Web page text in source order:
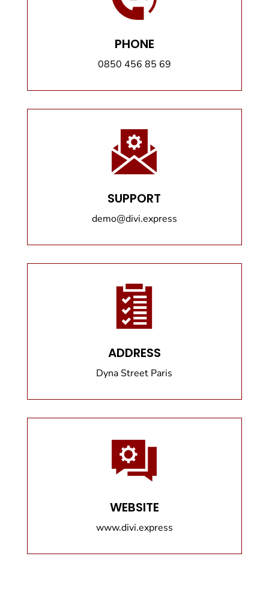
PHONE
0850 456 85 69
SUPPORT
demo@divi.express
ADDRESS
Dyna Street Paris
WEBSITE
www.divi.express